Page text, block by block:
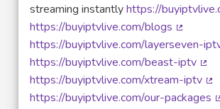
streaming instantlyhttps://
https://buyiptvlive.com/blogs
(Lien
https://buyiptvlive.com/layerseven-
https://buyiptvlive.com/beast-iptv
https://buyiptvlive.com/xtream-iptv
https://buyiptvlive.com/our-packages